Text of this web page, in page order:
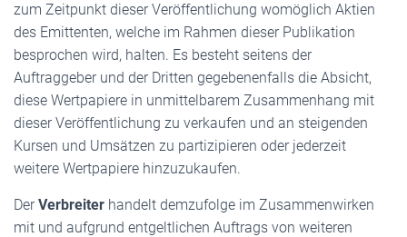
zum Zeitpunkt dieser Veröffentlichung womöglich Aktien
des Emittenten, welche im Rahmen dieser Publikation
besprochen wird, halten. Es besteht seitens der
Auftraggeber und der Dritten gegebenenfalls die Absicht,
diese Wertpapiere in unmittelbarem Zusammenhang mit
dieser Veröffentlichung zu verkaufen und an steigenden
Kursen und Umsätzen zu partizipieren oder jederzeit
weitere Wertpapiere hinzuzukaufen.
DerVerbreiter handelt demzufolge im Zusammenwirken
mit und aufgrund entgeltlichen Auftrags von weiteren